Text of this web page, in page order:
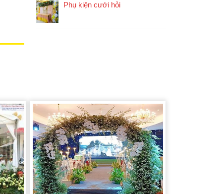
Phụ kiện cưới hỏi